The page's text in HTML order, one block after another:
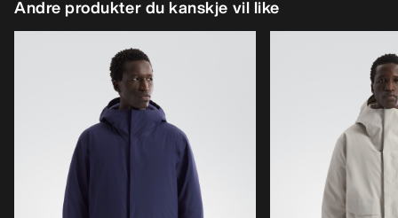
Andre produkter du kanskje vil like